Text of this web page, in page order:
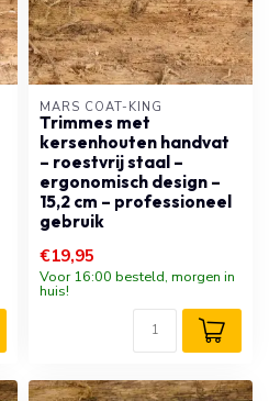
MARS COAT-KING
Trimmes met
kersenhouten handvat
– roestvrij staal –
ergonomisch design –
15,2 cm – professioneel
gebruik
€19,95
Voor 16:00 besteld, morgen in
huis!